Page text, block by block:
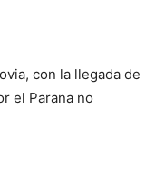
con la llegada de
el Parana no